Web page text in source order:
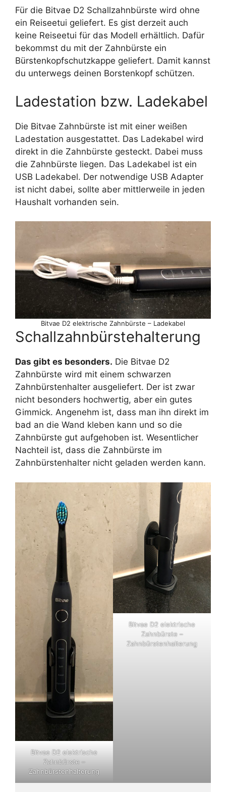
Für die Bitvae D2 Schallzahnbürste wird ohne
ein Reiseetui geliefert. Es gist derzeit auch
keine Reiseetui für das Modell erhältlich. Dafür
bekommst du mit der Zahnbürste ein
Bürstenkopfschutzkappe geliefert. Damit kannst
du unterwegs deinen Borstenkopf schützen.
Ladestation bzw. Ladekabel
Die Bitvae Zahnbürste ist mit einer weißen
Ladestation ausgestattet. Das Ladekabel wird
direkt in die Zahnbürste gesteckt. Dabei muss
die Zahnbürste liegen. Das Ladekabel ist ein
USB Ladekabel. Der notwendige USB Adapter
ist nicht dabei, sollte aber mittlerweile in jeden
Haushalt vorhanden sein.
Bitvae D2 elektrische Zahnbürste – Ladekabel
Schallzahnbürstehalterung
Das gibt es besonders. Die Bitvae D2
Zahnbürste wird mit einem schwarzen
Zahnbürstenhalter ausgeliefert. Der ist zwar
nicht besonders hochwertig, aber ein gutes
Gimmick. Angenehm ist, dass man ihn direkt im
bad an die Wand kleben kann und so die
Zahnbürste gut aufgehoben ist. Wesentlicher
Nachteil ist, dass die Zahnbürste im
Zahnbürstenhalter nicht geladen werden kann.
Bitvae D2 elektrische
Zahnbürste –
Zahnbürstenhalterung
Bitvae D2 elektrische
Zahnbürste –
Zahnbürstenhalterung